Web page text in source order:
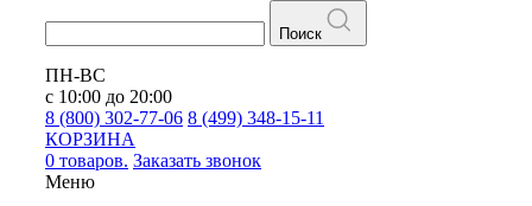
Поиск
ПН-ВС
с 10:00 до 20:00
8 (800) 302-77-06 8 (499) 348-15-11
КОРЗИНА
0 товаров. Заказать звонок
Меню